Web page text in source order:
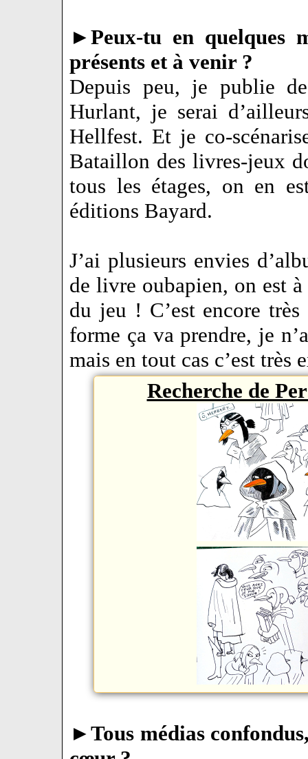
►Peux-tu en quelques
présents et à venir ?
Depuis peu, je publie
Hurlant, je serai
Hellfest. Et je co-
Bataillon des livres-jeux
tous les étages, on en
éditions Bayard.
J’ai plusieurs envies
de livre oubapien, on est
du jeu ! C’est encore
forme ça va prendre, je
mais en tout cas c’est très
Recherche de
►Tous médias